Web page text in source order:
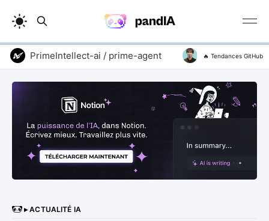
PrimeIntellect-ai / prime-agent addyosmani /
🔥 Tendances GitHub
▸ ACTUALITÉ IA